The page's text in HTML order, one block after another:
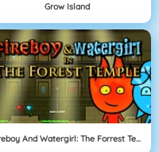
Grow Island
Fireboy And Watergirl: The Forrest Temple